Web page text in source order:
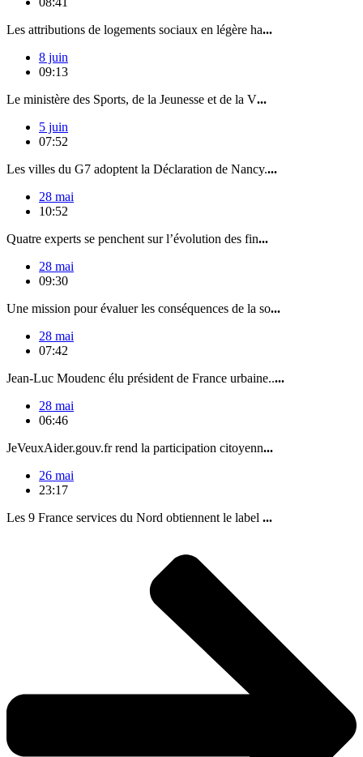
Les attributions de logements sociaux en légère ha...
8 juin
09:13
Le ministère des Sports, de la Jeunesse et de la V...
5 juin
07:52
Les villes du G7 adoptent la Déclaration de Nancy....
28 mai
10:52
Quatre experts se penchent sur l’évolution des fin...
28 mai
09:30
Une mission pour évaluer les conséquences de la so...
28 mai
07:42
Jean-Luc Moudenc élu président de France urbaine.....
28 mai
06:46
JeVeuxAider.gouv.fr rend la participation citoyenn...
26 mai
23:17
Les 9 France services du Nord obtiennent le label ...